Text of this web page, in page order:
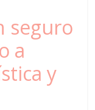
seguro
a
y